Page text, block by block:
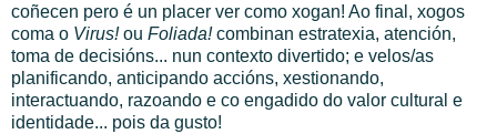
coñecen pero é un placer ver como xogan! Ao final, xogos
coma o Virus!ou Foliada!combinan estratexia, atención,
toma de decisións... nun contexto divertido; e velos/as
planificando, anticipando accións, xestionando,
interactuando, razoando e co engadido do valor cultural e
identidade... pois da gusto!